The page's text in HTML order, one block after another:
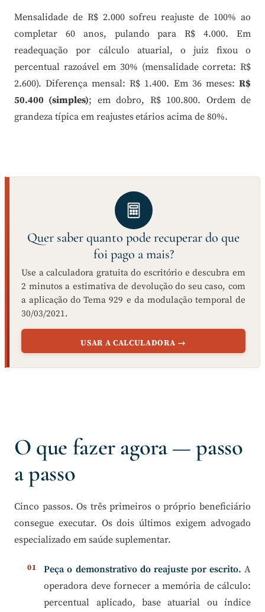
Mensalidade de R$ 2.000 sofreu reajuste de 100% ao
completar 60 anos, pulando para R$ 4.000. Em
readequação por cálculo atuarial, o juiz fixou o
percentual razoável em 30% (mensalidade correta: R$
2.600). Diferença mensal: R$ 1.400. Em 36 meses: R$
50.400 (simples); em dobro, R$ 100.800. Ordem de
grandeza típica em reajustes etários acima de 80%.
Quer saber quanto pode recuperar do que
foi pago a mais?
Use a calculadora gratuita do escritório e descubra em
2 minutos a estimativa de devolução do seu caso, com
a aplicação do Tema 929 e da modulação temporal de
30/03/2021.
USAR A CALCULADORA →
O que fazer agora — passo
a passo
Cinco passos. Os três primeiros o próprio beneficiário
consegue executar. Os dois últimos exigem advogado
especializado em saúde suplementar.
Peça o demonstrativo do reajuste por escrito. A
operadora deve fornecer a memória de cálculo:
percentual aplicado, base atuarial ou índice